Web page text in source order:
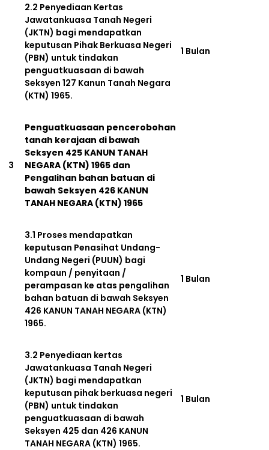
2.2 Penyediaan Kertas
Jawatankuasa Tanah Negeri
(JKTN) bagi mendapatkan
keputusan Pihak Berkuasa Negeri
(PBN) untuk tindakan
penguatkuasaan di bawah
Seksyen 127 Kanun Tanah Negara
(KTN) 1965.
1 Bulan
3
Penguatkuasaan pencerobohan
tanah kerajaan di bawah
Seksyen 425 KANUN TANAH
NEGARA (KTN) 1965 dan
Pengalihan bahan batuan di
bawah Seksyen 426 KANUN
TANAH NEGARA (KTN) 1965
3.1 Proses mendapatkan
keputusan Penasihat Undang-
Undang Negeri (PUUN) bagi
kompaun / penyitaan /
perampasan ke atas pengalihan
bahan batuan di bawah Seksyen
426 KANUN TANAH NEGARA (KTN)
1965.
1 Bulan
3.2 Penyediaan kertas
Jawatankuasa Tanah Negeri
(JKTN) bagi mendapatkan
keputusan pihak berkuasa negeri
(PBN) untuk tindakan
penguatkuasaan di bawah
Seksyen 425 dan 426 KANUN
TANAH NEGARA (KTN) 1965.
1 Bulan